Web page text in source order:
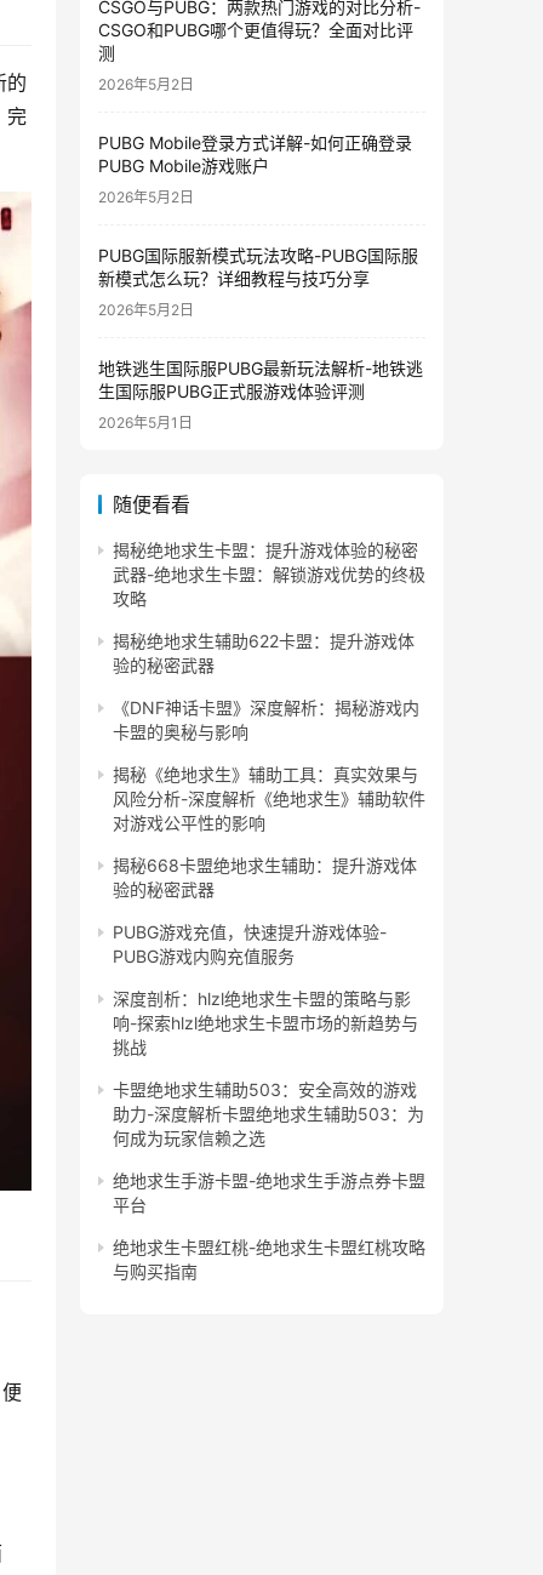
的
完
CSGO与PUBG：两款热门游戏的对比分析-
CSGO和PUBG哪个更值得玩？全面对比评
测
2026年5月2日
PUBG Mobile登录方式详解-如何正确登录
PUBG Mobile游戏账户
2026年5月2日
PUBG国际服新模式玩法攻略-PUBG国际服
新模式怎么玩？详细教程与技巧分享
2026年5月2日
地铁逃生国际服PUBG最新玩法解析-地铁逃
生国际服PUBG正式服游戏体验评测
2026年5月1日
随便看看
揭秘绝地求生卡盟：提升游戏体验的秘密
武器-绝地求生卡盟：解锁游戏优势的终极
攻略
揭秘绝地求生辅助622卡盟：提升游戏体
验的秘密武器
《DNF神话卡盟》深度解析：揭秘游戏内
卡盟的奥秘与影响
揭秘《绝地求生》辅助工具：真实效果与
风险分析-深度解析《绝地求生》辅助软件
对游戏公平性的影响
揭秘668卡盟绝地求生辅助：提升游戏体
验的秘密武器
PUBG游戏充值，快速提升游戏体验-
PUBG游戏内购充值服务
深度剖析：hlzl绝地求生卡盟的策略与影
响-探索hlzl绝地求生卡盟市场的新趋势与
挑战
卡盟绝地求生辅助503：安全高效的游戏
助力-深度解析卡盟绝地求生辅助503：为
何成为玩家信赖之选
绝地求生手游卡盟-绝地求生手游点券卡盟
平台
绝地求生卡盟红桃-绝地求生卡盟红桃攻略
与购买指南